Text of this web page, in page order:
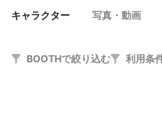
キャラクター 写真・動画
BOOTHで絞り込む 利用条